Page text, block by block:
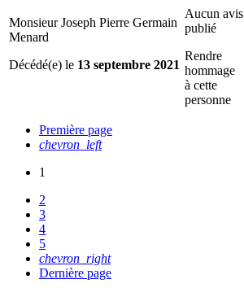
Monsieur Joseph Pierre Germain
Menard
Décédé(e) le 13 septembre 2021
Aucun avis
publié
Rendre
hommage
à cette
personne
Première page
chevron_left
1
2
3
4
5
chevron_right
Dernière page